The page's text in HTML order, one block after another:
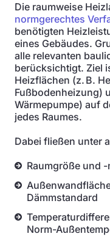
Die raumweise
normgerechtes
benötigten
eines Gebäudes.
alle relevanten
berücksichtigt. Ziel
Heizflächen (z. B.
Fußbodenheizung)
Wärmepumpe) auf
jedes Raumes.
Dabei fließen unter
Raumgröße und
Dämmstandard
Norm-